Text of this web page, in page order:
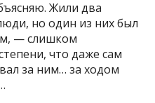
Жили два
но один из них был
— слишком
что даже сам
за ним… за ходом